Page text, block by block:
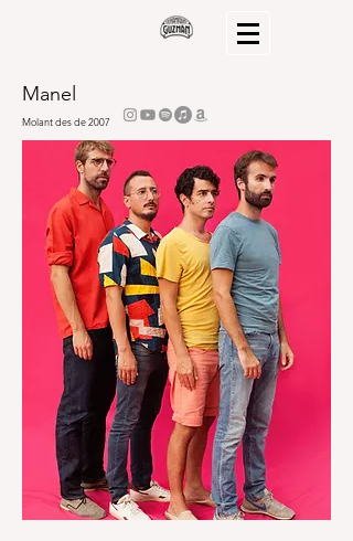
Manel
Molant des de 2007